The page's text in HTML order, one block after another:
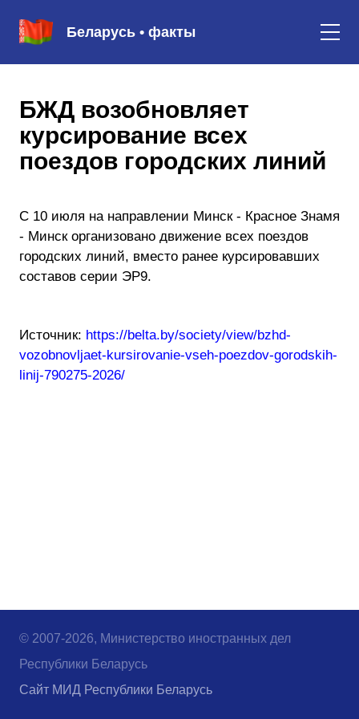
Беларусь • факты
БЖД возобновляет
курсирование всех
поездов городских линий
С 10 июля на направлении Минск - Красное Знамя
- Минск организовано движение всех поездов
городских линий, вместо ранее курсировавших
составов серии ЭР9.
Источник: https://belta.by/society/view/bzhd-
vozobnovljaet-kursirovanie-vseh-poezdov-gorodskih-
linij-790275-2026/
© 2007-2026, Министерство иностранных дел
Республики Беларусь
Сайт МИД Республики Беларусь